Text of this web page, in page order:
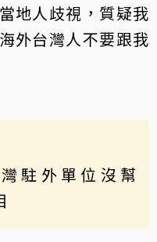
地人歧視，質疑我
外台灣人不要跟我
駐外單位沒幫